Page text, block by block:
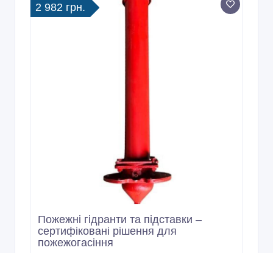
2 982 грн.
Пожежні гідранти та підставки –
сертифіковані рішення для
пожежогасіння